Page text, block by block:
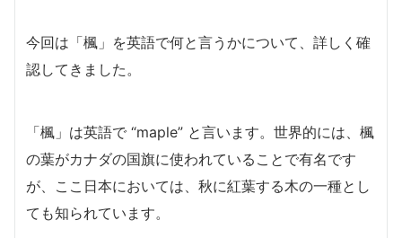
今回は「楓」を英語で何と言うかについて、詳しく確
認してきました。
「楓」は英語で “maple” と言います。世界的には、楓
の葉がカナダの国旗に使われていることで有名です
が、ここ日本においては、秋に紅葉する木の一種とし
ても知られています。